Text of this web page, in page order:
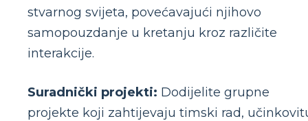
stvarnog svijeta, povećavajući njihovo
samopouzdanje u kretanju kroz različite
interakcije.
Suradnički projekti: Dodijelite grupne
projekte koji zahtijevaju timski rad,